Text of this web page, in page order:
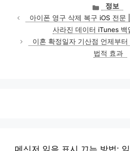
카
테
고
리
정보
아이폰 영구 삭제 복구 iOS 전문
사라진 데이터 iTunes 백
이혼 확정일자 기산점 언제부
법적 효과